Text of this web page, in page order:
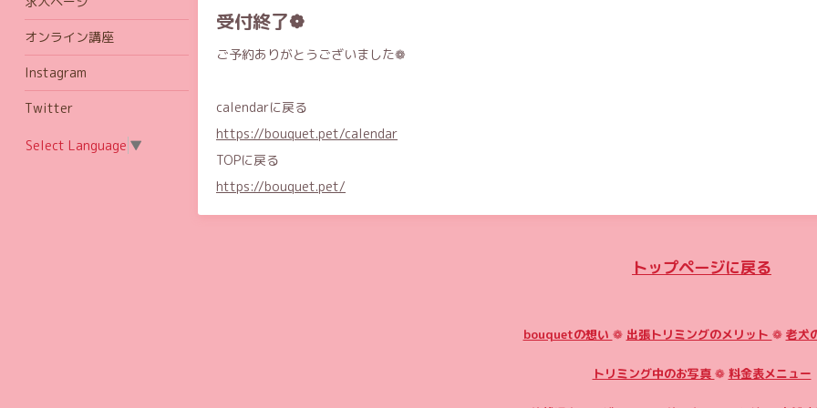
受付終了❁
ご予約ありがとうございました❁
calendarに戻る
https://bouquet.pet/calendar
TOPに戻る
https://bouquet.pet/
トップページに戻る
bouquetの想い ❁ 出張トリミングのメリット ❁ 老犬
トリミング中のお写真 ❁ 料金表メニュー
オンライン講座
Instagram
Twitter
Select Language ▼